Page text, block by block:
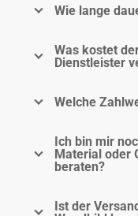
Wie lange
Was kostet
Dienstleister
Welche
Ich bin mir
Material oder
beraten?
Ist der